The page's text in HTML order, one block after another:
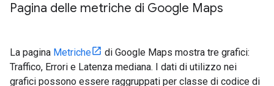
Pagina delle metriche di Google Maps
La pagina Metriche
di Google Maps mostra tre grafici:
Traffico, Errori e Latenza mediana. I dati di utilizzo nei
grafici possono essere raggruppati per classe di codice di